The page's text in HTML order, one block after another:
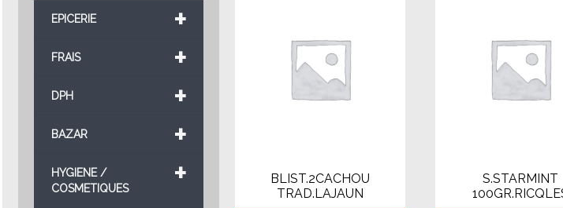
BLIST.2CACHOU
TRAD.LAJAUN
S.STARMINT
+
EPICERIE
+
FRAIS
+
DPH
+
BAZAR
+
HYGIENE /
COSMETIQUES